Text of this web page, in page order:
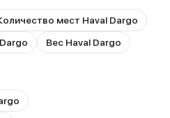
мест Haval Dargo
Вес Haval Dargo